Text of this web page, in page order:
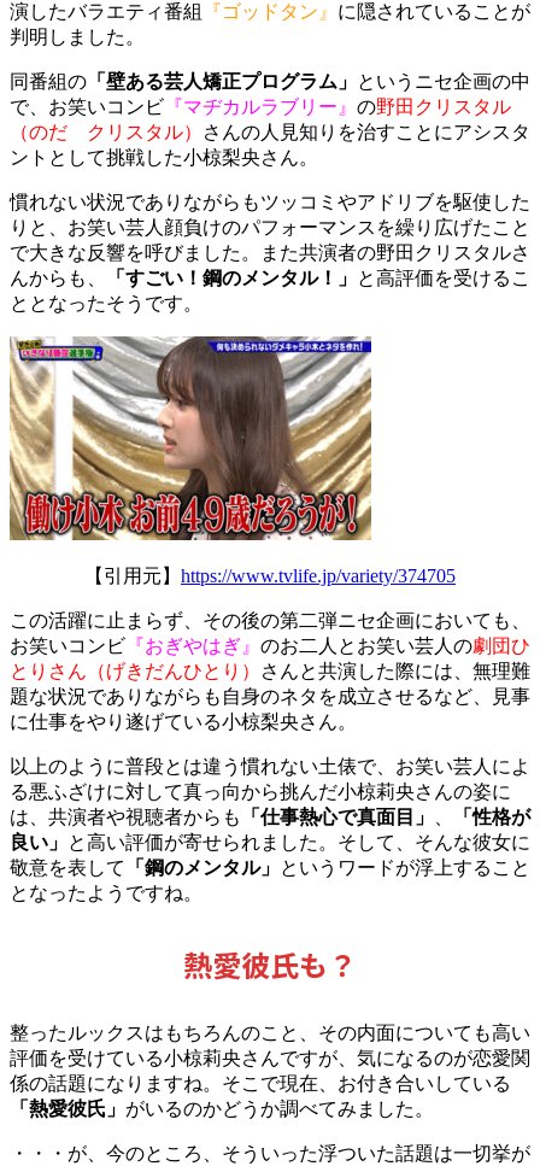
演したバラエティ番組
『ゴッドタン』 に隠されていることが
判明しました。
同番組の 「壁ある芸人矯正プログラム」 というニセ企画の中
で、お笑いコンビ 『マヂカルラブリー』 の野田クリスタル
（のだ クリスタル）
さんの人見知りを治すことにアシスタ
ントとして挑戦した小椋梨央さん。
慣れない状況でありながらもツッコミやアドリブを駆使した
りと、お笑い芸人顔負けのパフォーマンスを繰り広げたこと
で大きな反響を呼びました。また共演者の野田クリスタルさ
んからも、
「すごい！鋼のメンタル！」 と高評価を受けるこ
ととなったそうです。
【引用元】 https://www.tvlife.jp/variety/374705
この活躍に止まらず、その後の第二弾ニセ企画においても、
お笑いコンビ 『おぎやはぎ』 のお二人とお笑い芸人の劇団ひ
とりさん（げきだんひとり）
さんと共演した際には、無理難
題な状況でありながらも自身のネタを成立させるなど、見事
に仕事をやり遂げている小椋梨央さん。
以上のように普段とは違う慣れない土俵で、お笑い芸人によ
る悪ふざけに対して真っ向から挑んだ小椋莉央さんの姿に
は、共演者や視聴者からも
「仕事熱心で真面目」
「性格が
良い」 と高い評価が寄せられました。そして、そんな彼女に
敬意を表して
「鋼のメンタル」 というワードが浮上すること
となったようですね。
熱愛彼氏も？
整ったルックスはもちろんのこと、その内面についても高い
評価を受けている小椋莉央さんですが、気になるのが恋愛関
係の話題になりますね。そこで現在、お付き合いしている
「熱愛彼氏」 がいるのかどうか調べてみました。
・・・が、今のところ、そういった浮ついた話題は一切挙が